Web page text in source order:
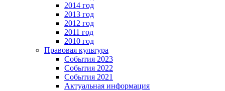
2014 год
2013 год
2012 год
2011 год
2010 год
Правовая культура
События 2023
События 2022
События 2021
Актуальная информация